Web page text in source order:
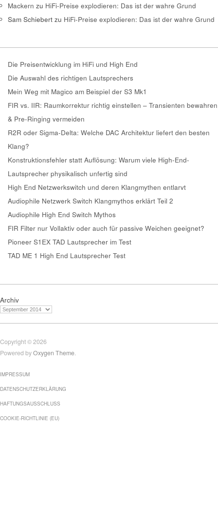
Mackern zu HiFi-Preise explodieren: Das ist der wahre Grund
Sam Schiebert zu HiFi-Preise explodieren: Das ist der wahre Grund
Die Preisentwicklung im HiFi und High End
Die Auswahl des richtigen Lautsprechers
Mein Weg mit Magico am Beispiel der S3 Mk1
FIR vs. IIR: Raumkorrektur richtig einstellen – Transienten bewahren
& Pre-Ringing vermeiden
R2R oder Sigma-Delta: Welche DAC Architektur liefert den besten
Klang?
Konstruktionsfehler statt Auflösung: Warum viele High-End-
Lautsprecher physikalisch unfertig sind
High End Netzwerkswitch und deren Klangmythen entlarvt
Audiophile Netzwerk Switch Klangmythos erklärt Teil 2
Audiophile High End Switch Mythos
FIR Filter nur Vollaktiv oder auch für passive Weichen geeignet?
Pioneer S1EX TAD Lautsprecher im Test
TAD ME 1 High End Lautsprecher Test
Archiv
Copyright © 2026
Powered byOxygen Theme.
IMPRESSUM
DATENSCHUTZERKLÄRUNG
HAFTUNGSAUSSCHLUSS
COOKIE-RICHTLINIE (EU)